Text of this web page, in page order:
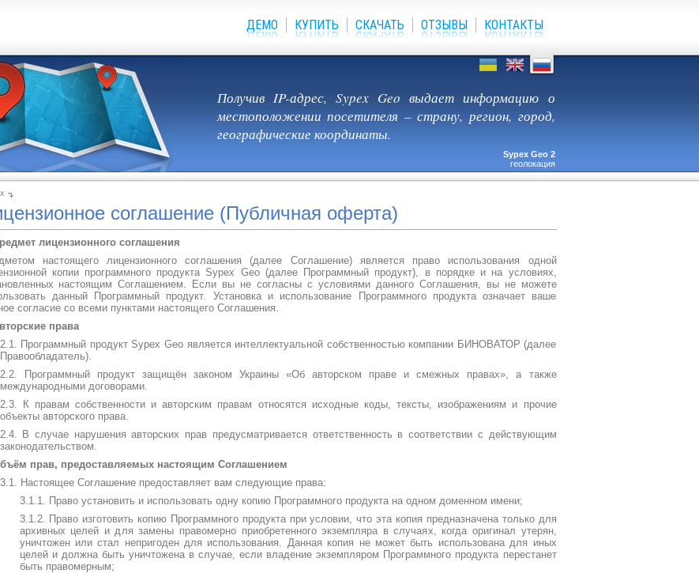
ДЕМО КУПИТЬ СКАЧАТЬ ОТЗЫВЫ КОНТАКТЫ
Получив IP-адрес, Sypex Geo выдает информацию о
местоположении посетителя – страну, регион, город,
географические координаты.
Sypex Geo 2
геолокация
соглашение (Публичная оферта)
лицензионного соглашения
настоящего лицензионного соглашения (далее Соглашение) является право использования одной
копии программного продукта Sypex Geo (далее Программный продукт), в порядке и на условиях,
настоящим Соглашением. Если вы не согласны с условиями данного Соглашения, вы не можете
данный Программный продукт. Установка и использование Программного продукта означает ваше
согласие со всеми пунктами настоящего Соглашения.
права
2.1. Программный продукт Sypex Geo является интеллектуальной собственностью компании БИНОВАТОР (далее
Правообладатель).
2.2. Программный продукт защищён законом Украины «Об авторском праве и смежных правах», а также
международными договорами.
2.3. К правам собственности и авторским правам относятся исходные коды, тексты, изображениям и прочие
объекты авторского права.
2.4. В случае нарушения авторских прав предусматривается ответственность в соответствии с действующим
законодательством.
прав, предоставляемых настоящим Соглашением
3.1. Настоящее Соглашение предоставляет вам следующие права:
3.1.1. Право установить и использовать одну копию Программного продукта на одном доменном имени;
3.1.2. Право изготовить копию Программного продукта при условии, что эта копия предназначена только для
архивных целей и для замены правомерно приобретенного экземпляра в случаях, когда оригинал утерян,
уничтожен или стал непригоден для использования. Данная копия не может быть использована для иных
целей и должна быть уничтожена в случае, если владение экземпляром Программного продукта перестанет
быть правомерным;